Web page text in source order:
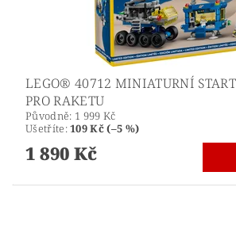
LEGO® 40712 MINIATURNÍ
PRO RAKETU
Původně: 1 999 Kč
Ušetříte:109 Kč (–5 %)
1 890 Kč